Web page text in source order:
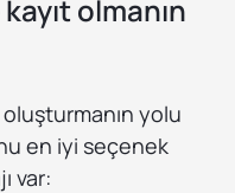
olmanın
yolu
en iyi seçenek
var: